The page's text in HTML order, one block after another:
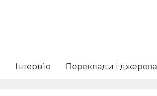
Інтерв’ю Переклади і джерела